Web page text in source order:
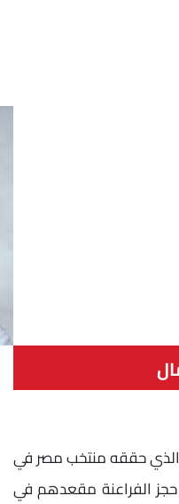
الذي حققه منتخب مصر في
2026، بعدما حجز الفراعنة مقعدهم في